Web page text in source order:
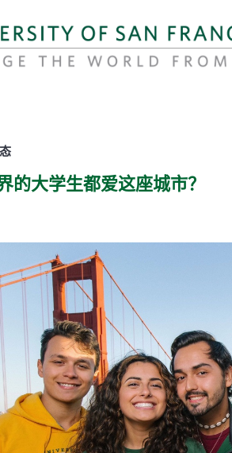
的大学生都爱这座城市？